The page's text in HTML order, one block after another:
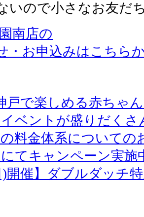
いので小さなお友だ
南店の
・お申込みはこちら
戸で楽しめる赤ちゃ
ベントが盛りだくさ
料金体系についての
にてキャンペーン実施
)開催】ダブルダッチ